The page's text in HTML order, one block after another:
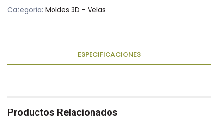
Categoría: Moldes 3D - Velas
ESPECIFICACIONES
Productos Relacionados